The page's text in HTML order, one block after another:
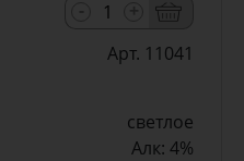
Арт. 11041
светлое
Алк: 4%